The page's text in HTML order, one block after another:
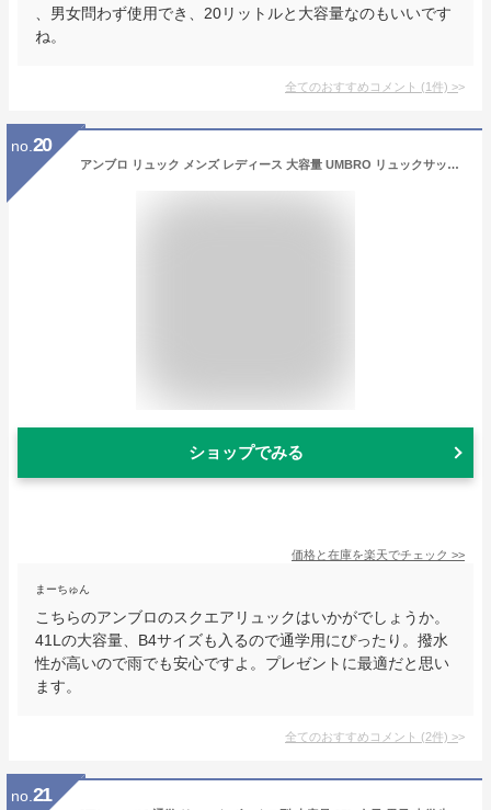
、男女問わず使用でき、20リットルと大容量なのもいいです
ね。
全てのおすすめコメント (1件) >
no. 20
アンブロ リュック メンズ レディース 大容量 UMBRO リュックサック バックパック デイパック スクエアリュック 通勤 通学 通勤用 通学用 中学生 高校生 学生 ノートPC タブレット 収納 二層式 撥水 はっ水 旅行 部活 アウトドア ブラック A4 B4 41L 70205
ショップでみる
価格と在庫を楽天でチェック >>
まーちゅん
こちらのアンブロのスクエアリュックはいかがでしょうか。
41Lの大容量、B4サイズも入るので通学用にぴったり。撥水
性が高いので雨でも安心ですよ。プレゼントに最適だと思い
ます。
全てのおすすめコメント (2件) >
no. 21